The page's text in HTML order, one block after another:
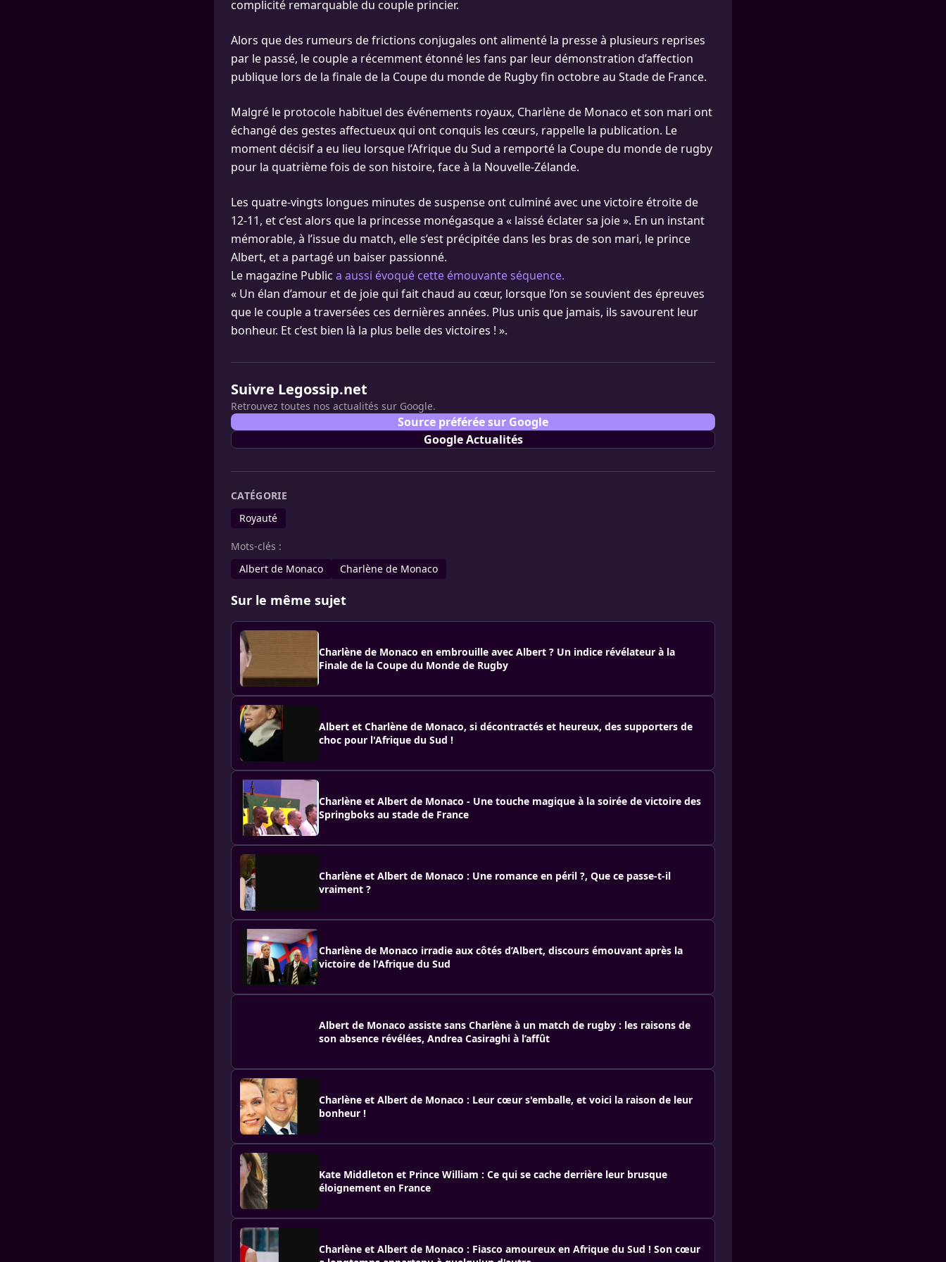
complicité remarquable du couple princier.
Alors que des rumeurs de frictions conjugales ont alimenté la presse à plusieurs reprises
par le passé, le couple a récemment étonné les fans par leur démonstration d’affection
publique lors de la finale de la Coupe du monde de Rugby fin octobre au Stade de France.
Malgré le protocole habituel des événements royaux, Charlène de Monaco et son mari ont
échangé des gestes affectueux qui ont conquis les cœurs, rappelle la publication. Le
moment décisif a eu lieu lorsque l’Afrique du Sud a remporté la Coupe du monde de rugby
pour la quatrième fois de son histoire, face à la Nouvelle-Zélande.
Les quatre-vingts longues minutes de suspense ont culminé avec une victoire étroite de
12-11, et c’est alors que la princesse monégasque a « laissé éclater sa joie ». En un instant
mémorable, à l’issue du match, elle s’est précipitée dans les bras de son mari, le prince
Albert, et a partagé un baiser passionné.
Le magazine Public a aussi évoqué cette émouvante séquence.
« Un élan d’amour et de joie qui fait chaud au cœur, lorsque l’on se souvient des épreuves
que le couple a traversées ces dernières années. Plus unis que jamais, ils savourent leur
bonheur. Et c’est bien là la plus belle des victoires ! ».
Suivre Legossip.net
Retrouvez toutes nos actualités sur Google.
Source préférée sur Google
Google Actualités
CATÉGORIE
Royauté
Mots-clés :
Albert de Monaco
Charlène de Monaco
Sur le même sujet
Charlène de Monaco en embrouille avec Albert ? Un indice révélateur à la
Finale de la Coupe du Monde de Rugby
Albert et Charlène de Monaco, si décontractés et heureux, des supporters de
choc pour l'Afrique du Sud !
Charlène et Albert de Monaco - Une touche magique à la soirée de victoire des
Springboks au stade de France
Charlène et Albert de Monaco : Une romance en péril ?, Que ce passe-t-il
vraiment ?
Charlène de Monaco irradie aux côtés d’Albert, discours émouvant après la
victoire de l'Afrique du Sud
Albert de Monaco assiste sans Charlène à un match de rugby : les raisons de
son absence révélées, Andrea Casiraghi à l’affût
Charlène et Albert de Monaco : Leur cœur s'emballe, et voici la raison de leur
bonheur !
Kate Middleton et Prince William : Ce qui se cache derrière leur brusque
éloignement en France
Charlène et Albert de Monaco : Fiasco amoureux en Afrique du Sud ! Son cœur